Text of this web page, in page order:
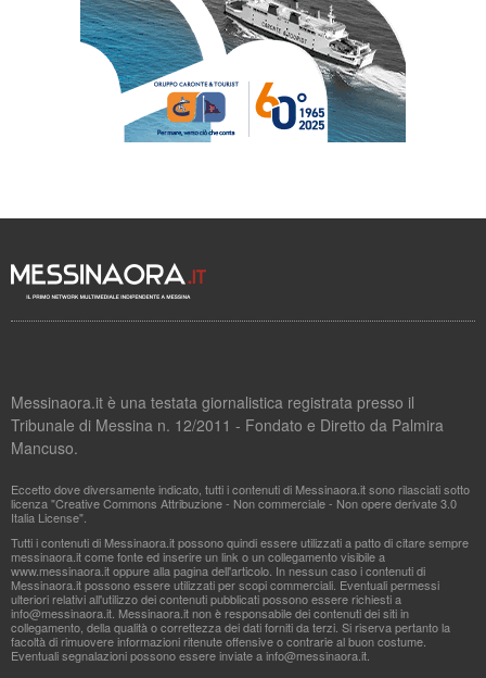
Messinaora.it è una testata giornalistica registrata presso il
Tribunale di Messina n. 12/2011 - Fondato e Diretto da Palmira
Mancuso.
Eccetto dove diversamente indicato, tutti i contenuti di Messinaora.it sono rilasciati sotto
licenza "Creative Commons Attribuzione - Non commerciale - Non opere derivate 3.0
Italia License".
Tutti i contenuti di Messinaora.it possono quindi essere utilizzati a patto di citare sempre
messinaora.it come fonte ed inserire un link o un collegamento visibile a
www.messinaora.it oppure alla pagina dell'articolo. In nessun caso i contenuti di
Messinaora.it possono essere utilizzati per scopi commerciali. Eventuali permessi
ulteriori relativi all'utilizzo dei contenuti pubblicati possono essere richiesti a
info@messinaora.it . Messinaora.it non è responsabile dei contenuti dei siti in
collegamento, della qualità o correttezza dei dati forniti da terzi. Si riserva pertanto la
facoltà di rimuovere informazioni ritenute offensive o contrarie al buon costume.
Eventuali segnalazioni possono essere inviate ainfo@messinaora.it